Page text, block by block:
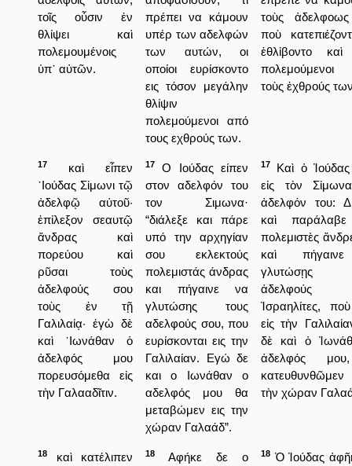
τοῖς οὖσιν ἐν
θλίψει καὶ
πολεμουμένοις
ὑπ᾿ αὐτῶν.
πρέπει να κάμουν
υπέρ των αδελφών
των αυτών, οι
οποίοι ευρίσκοντο
εις τόσον μεγάλην
θλίψιν
πολεμούμενοι από
τους εχθρούς των.
τοὺς
ποὺ
ἐθλίβοντο
τοὺς ἐχθρούς
17
καὶ εἶπεν
᾿Ιούδας Σίμωνι τῷ
ἀδελφῷ αὐτοῦ·
ἐπίλεξον σεαυτῷ
ἄνδρας καὶ
πορεύου καὶ
ρῦσαι τοὺς
ἀδελφούς σου
τοὺς ἐν τῇ
Γαλιλαίᾳ· ἐγὼ δὲ
καὶ ᾿Ιωνάθαν ὁ
ἀδελφός μου
πορευσόμεθα εἰς
τὴν Γαλααδῖτιν.
17
Ο Ιούδας είπεν
στον αδελφόν του
τον Σιμωνα·
“διάλεξε και πάρε
υπό την αρχηγίαν
σου εκλεκτούς
πολεμιστάς άνδρας
και πήγαινε να
γλυτώσης τους
αδελφούς σου, που
ευρίσκονται εις την
Γαλιλαίαν. Εγώ δε
και ο Ιωνάθαν ο
αδελφός μου θα
μεταβώμεν εις την
χώραν Γαλαάδ”.
17
Καὶ ὁ Ἰούδας
εἰς τὸν
ἀδελφόν του:
καὶ παράλαβε
πολεμιστὲς
καὶ
γλυτώσῃς
ἀδελφούς
Ἰσραηλίτες,
εἰς τὴν
δὲ καὶ ὁ
ἀδελφός
τὴν χώραν
18
καὶ κατέλιπεν
18
Αφήκε δε ο
18 Ὁ Ἰούδας